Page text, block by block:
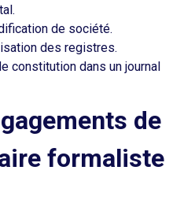
de société.
des registres.
constitution dans un journal
de
formaliste